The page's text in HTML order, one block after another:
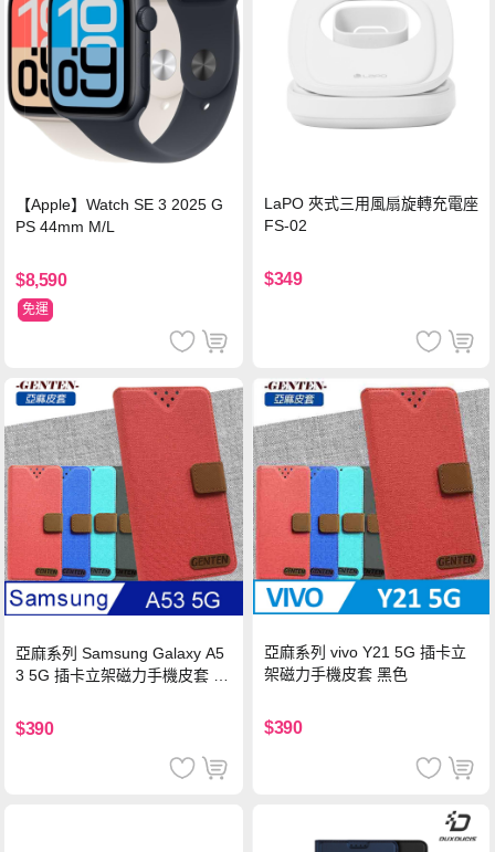
【Apple】Watch SE 3 2025 G
PS 44mm M/L
$8,590
免運
LaPO 夾式三用風扇旋轉充電座
FS-02
$349
亞麻系列 Samsung Galaxy A5
3 5G 插卡立架磁力手機皮套 藍
$390
亞麻系列 vivo Y21 5G 插卡立
架磁力手機皮套 黑色
$390